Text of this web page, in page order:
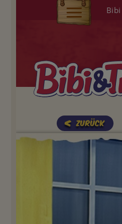
Elterninfo
Hörspiele
Audio (EN)